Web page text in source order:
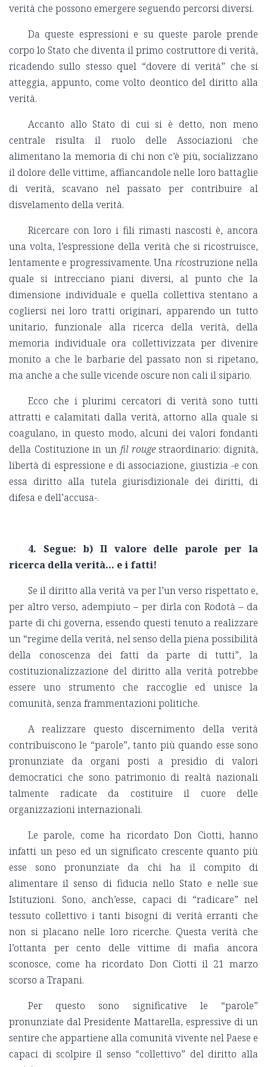
verità che possono emergere seguendo percorsi diversi.
Da queste espressioni e su queste parole prende
corpo lo Stato che diventa il primo costruttore di verità,
ricadendo sullo stesso quel “dovere di verità” che si
atteggia, appunto, come volto deontico del diritto alla
verità.
Accanto allo Stato di cui si è detto, non meno
centrale risulta il ruolo delle Associazioni che
alimentano la memoria di chi non c’è più, socializzano
il dolore delle vittime, affiancandole nelle loro battaglie
di verità, scavano nel passato per contribuire al
disvelamento della verità.
Ricercare con loro i fili rimasti nascosti è, ancora
una volta, l’espressione della verità che si ricostruisce,
lentamente e progressivamente. Una ricostruzione nella
quale si intrecciano piani diversi, al punto che la
dimensione individuale e quella collettiva stentano a
cogliersi nei loro tratti originari, apparendo un tutto
unitario, funzionale alla ricerca della verità, della
memoria individuale ora collettivizzata per divenire
monito a che le barbarie del passato non si ripetano,
ma anche a che sulle vicende oscure non cali il sipario.
Ecco che i plurimi cercatori di verità sono tutti
attratti e calamitati dalla verità, attorno alla quale si
coagulano, in questo modo, alcuni dei valori fondanti
della Costituzione in un fil rougestraordinario: dignità,
libertà di espressione e di associazione, giustizia -e con
essa diritto alla tutela giurisdizionale dei diritti, di
difesa e dell’accusa-.
4. Segue: b) Il valore delle parole per la
ricerca della verità… e i fatti!
Se il diritto alla verità va per l’un verso rispettato e,
per altro verso, adempiuto – per dirla con Rodotà – da
parte di chi governa, essendo questi tenuto a realizzare
un “regime della verità, nel senso della piena possibilità
della conoscenza dei fatti da parte di tutti”, la
costituzionalizzazione del diritto alla verità potrebbe
essere uno strumento che raccoglie ed unisce la
comunità, senza frammentazioni politiche.
A realizzare questo discernimento della verità
contribuiscono le “parole”, tanto più quando esse sono
pronunziate da organi posti a presidio di valori
democratici che sono patrimonio di realtà nazionali
talmente radicate da costituire il cuore delle
organizzazioni internazionali.
Le parole, come ha ricordato Don Ciotti, hanno
infatti un peso ed un significato crescente quanto più
esse sono pronunziate da chi ha il compito di
alimentare il senso di fiducia nello Stato e nelle sue
Istituzioni. Sono, anch’esse, capaci di “radicare” nel
tessuto collettivo i tanti bisogni di verità erranti che
non si placano nelle loro ricerche. Questa verità che
l’ottanta per cento delle vittime di mafia ancora
sconosce, come ha ricordato Don Ciotti il 21 marzo
scorso a Trapani.
Per questo sono significative le “parole”
pronunziate dal Presidente Mattarella, espressive di un
sentire che appartiene alla comunità vivente nel Paese e
capaci di scolpire il senso “collettivo” del diritto alla